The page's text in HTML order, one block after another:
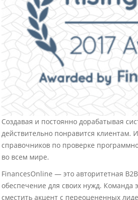
Создавая и постоянно дорабатывая
действительно понравится
справочников по проверке
во всем мире.
FinancesOnline — это авторитетная
обеспечение для своих нужд.
сместить акцент с переоцененных